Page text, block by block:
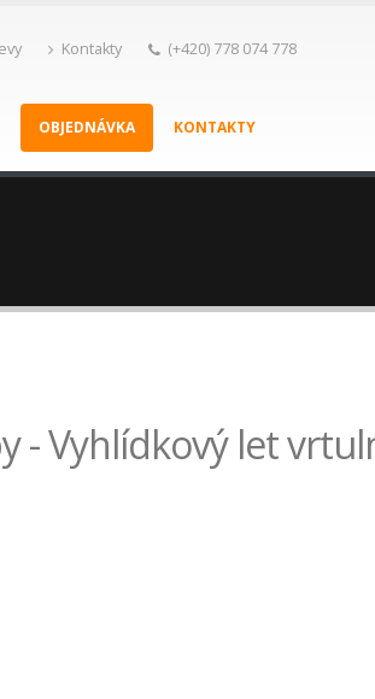
Kontakty (+420) 778 074 778
OBJEDNÁVKA KONTAKTY
- Vyhlídkový let